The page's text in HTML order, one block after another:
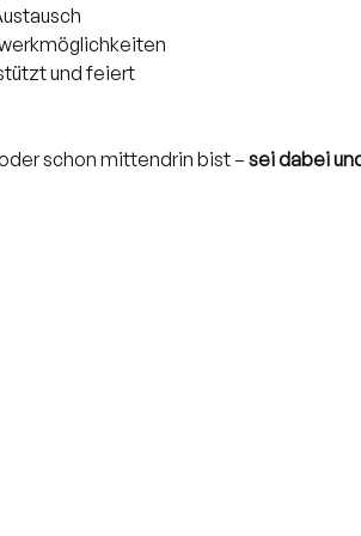
und feiert
schon mittendrin bist – sei dabei